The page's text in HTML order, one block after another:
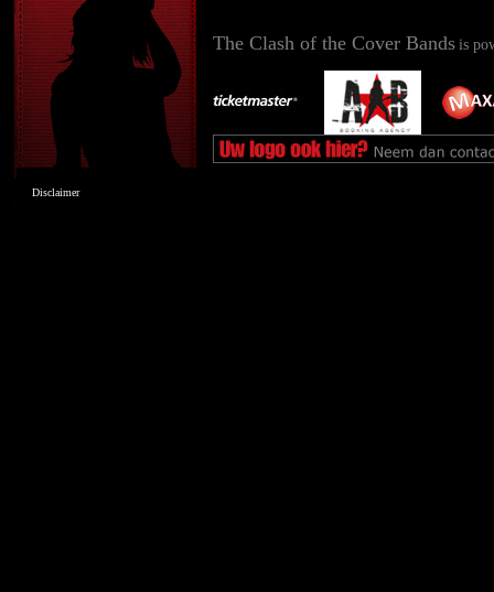
The Clash of the Cover Bands is
Disclaimer